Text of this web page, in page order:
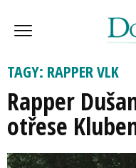
TAGY: RAPPER VLK
Rapper
otřese